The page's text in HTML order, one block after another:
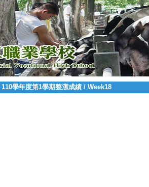
110學年度第1學期整潔成績/ Week18